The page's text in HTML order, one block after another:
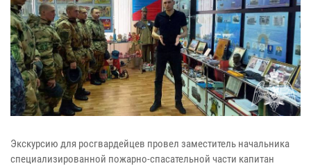
Экскурсию для росгвардейцев провел заместитель начальника
специализированной пожарно-спасательной части капитан